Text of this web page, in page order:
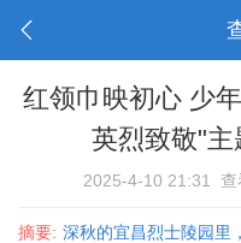
红领巾映初心 少
英烈致敬"主
2025-4-10 21:31
摘要: 深秋的宜昌烈士陵园里